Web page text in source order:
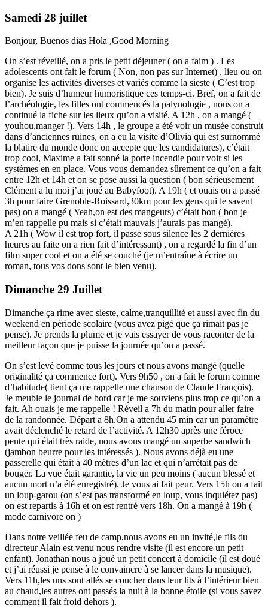
Samedi 28 juillet
Bonjour, Buenos dias Hola ,Good Morning
On s’est réveillé, on a pris le petit déjeuner ( on a faim ) . Les
adolescents ont fait le forum ( Non, non pas sur Internet) , lieu ou on
organise les activités diverses et variés comme la sieste ( C’est trop
bien). Je suis d’humeur humoristique ces temps-ci. Bref, on a fait de
l’archéologie, les filles ont commencés la palynologie , nous on a
continué la fiche sur les lieux qu’on a visité. A 12h , on a mangé (
youhou,manger !). Vers 14h , le groupe a été voir un musée construit
dans d’anciennes ruines, on a eu la visite d’Olivia qui est surnommé
la blatire du monde donc on accepte que les candidatures), c’était
trop cool, Maxime a fait sonné la porte incendie pour voir si les
systèmes en en place. Vous vous demandez sûrement ce qu’on a fait
entre 12h et 14h et on se pose aussi la question ( bon sérieusement
Clément a lu moi j’ai joué au Babyfoot). A 19h ( et ouais on a passé
3h pour faire Grenoble-Roissard,30km pour les gens qui le savent
pas) on a mangé ( Yeah,on est des mangeurs) c’était bon ( bon je
m’en rappelle pu mais si c’était mauvais j’aurais pas mangé).
A 21h ( Wow il est trop fort, il passe sous silence les 2 dernières
heures au faite on a rien fait d’intéressant) , on a regardé la fin d’un
film super cool et on a été se couché (je m’entraîne à écrire un
roman, tous vos dons sont le bien venu).
Dimanche 29 Juillet
Dimanche ça rime avec sieste, calme,tranquillité et aussi avec fin du
weekend en période scolaire (vous avez pigé que ça rimait pas je
pense). Je prends la plume et je vais essayer de vous raconter de la
meilleur façon que je puisse la journée qu’on a passé.
On s’est levé comme tous les jours et nous avons mangé (quelle
originalité ça commence fort). Vers 9h50 , on a fait le forum comme
d’habitude( tient ça me rappelle une chanson de Claude François).
Je meuble le journal de bord car je me souviens plus trop ce qu’on a
fait. Ah ouais je me rappelle ! Réveil a 7h du matin pour aller faire
de la randonnée. Départ a 8h.On a attendu 45 min car un paramètre
avait déclenché le retard de l’activité. A 12h30 après une féroce
pente qui était très raide, nous avons mangé un superbe sandwich
(jambon beurre pour les intéressés ). Nous avons déjà eu une
passerelle qui était à 40 mètres d’un lac et qui n’arrêtait pas de
bouger. La vue était garantie, la vie un peu moins ( aucun blessé et
aucun mort n’a été enregistré). Je vous ai fait peur. Vers 15h on a fait
un loup-garou (on s’est pas transformé en loup, vous inquiétez pas)
on est repartis à 16h et on est rentré vers 18h. On a mangé à 19h (
mode carnivore on )
Dans notre veillée feu de camp,nous avons eu un invité,le fils du
directeur Alain est venu nous rendre visite (il est encore un petit
enfant). Jonathan nous a joué un petit concert à domicile (il est doué
et j’ai réussi je pense à le convaincre à se lancer dans la musique).
Vers 11h,les uns sont allés se coucher dans leur lits à l’intérieur bien
au chaud,les autres ont passés la nuit à la bonne étoile (si vous savez
comment il fait froid dehors ).